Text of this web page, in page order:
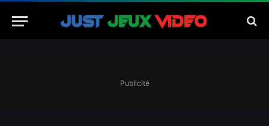
Publicité